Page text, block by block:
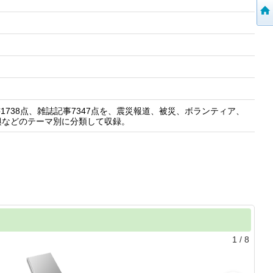
点、雑誌記事7347点を、震災報道、被災、ボランティア、
どのテーマ別に分類して収録。
1 / 8